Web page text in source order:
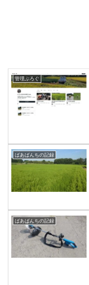
管理ぶろぐ
ばあばんちの記録
ばあばんちの記録